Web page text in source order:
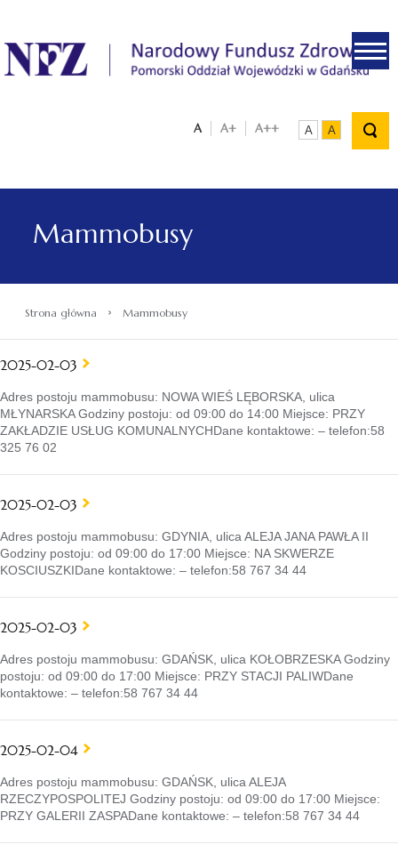
.
A A+ A++ A A
Mammobusy
Strona główna › Mammobusy
2025-02-03
Adres postoju mammobusu: NOWA WIEŚ LĘBORSKA, ulica
MŁYNARSKA Godziny postoju: od 09:00 do 14:00 Miejsce: PRZY
ZAKŁADZIE USŁUG KOMUNALNYCHDane kontaktowe: – telefon:58
325 76 02
2025-02-03
Adres postoju mammobusu: GDYNIA, ulica ALEJA JANA PAWŁA II
Godziny postoju: od 09:00 do 17:00 Miejsce: NA SKWERZE
KOSCIUSZKIDane kontaktowe: – telefon:58 767 34 44
2025-02-03
Adres postoju mammobusu: GDAŃSK, ulica KOŁOBRZESKA Godziny
postoju: od 09:00 do 17:00 Miejsce: PRZY STACJI PALIWDane
kontaktowe: – telefon:58 767 34 44
2025-02-04
Adres postoju mammobusu: GDAŃSK, ulica ALEJA
RZECZYPOSPOLITEJ Godziny postoju: od 09:00 do 17:00 Miejsce:
PRZY GALERII ZASPADane kontaktowe: – telefon:58 767 34 44